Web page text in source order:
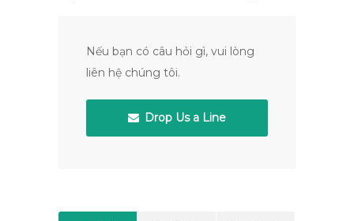
Nếu bạn có câu hỏi gì, vui lòng
liên hệ chúng tôi.
Drop Us a Line